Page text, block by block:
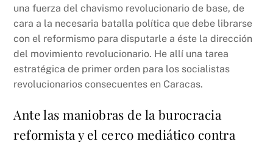
una fuerza del chavismo revolucionario de base, de
cara a la necesaria batalla política que debe librarse
con el reformismo para disputarle a éste la dirección
del movimiento revolucionario. He allí una tarea
estratégica de primer orden para los socialistas
revolucionarios consecuentes en Caracas.
Ante las maniobras de la burocracia
reformista y el cerco mediático contra